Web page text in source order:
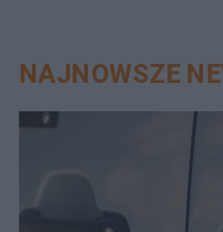
NAJNOWSZE